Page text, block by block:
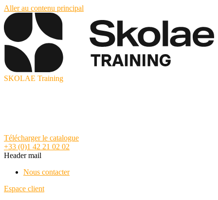
Aller au contenu principal
SKOLAE Training
Télécharger le catalogue
+33 (0)1 42 21 02 02
Header mail
Nous contacter
Espace client